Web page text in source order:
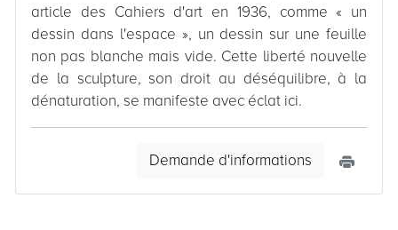
article des Cahiers d'art en 1936, comme « un
dessin dans l'espace », un dessin sur une feuille
non pas blanche mais vide. Cette liberté nouvelle
de la sculpture, son droit au déséquilibre, à la
dénaturation, se manifeste avec éclat ici.
Demande d'informations